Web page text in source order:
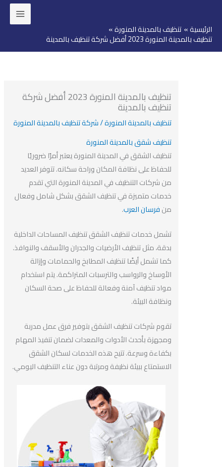
تنظيف بالمدينة المنورة
المنورة 2023 أفضل شركة تنظيف بالمدينة
تنظيف بالمدينة المنورة 2023 أفضل شركة
تنظيف بالمدينة
تنظيف بالمدينة المنورة/شركة تنظيف بالمدينة المنورة
تنظيف شقق بالمدينة المنورة
تنظيف الشقق في المدينة المنورة يعتبر أمرًا ضروريًا
للحفاظ على نظافة المكان وراحة سكانه. تتوفر العديد
من شركات التنظيف في المدينة المنورة التي تقدم
خدمات متميزة في تنظيف الشقق بشكل شامل وفعال
فرسان العرب.
تشمل خدمات تنظيف الشقق تنظيف المساحات الداخلية
بدقة، مثل تنظيف الأرضيات والجدران والأسقف والنوافذ.
كما تشمل أيضًا تنظيف المطابخ والحمامات وإزالة
الأوساخ والرواسب والترسبات المتراكمة. يتم استخدام
مواد تنظيف آمنة وفعالة للحفاظ على صحة السكان
ونظافة البيئة.
تقوم شركات تنظيف الشقق بتوفير فرق عمل مدربة
ومجهزة بأحدث الأدوات والمعدات لضمان تنفيذ المهام
بكفاءة وسرعة. تتيح هذه الخدمات لسكان الشقق
الاستمتاع ببيئة نظيفة ومرتبة دون عناء التنظيف اليومي.